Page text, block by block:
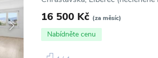
16 500 Kč (za měsíc)
Nabídněte cenu